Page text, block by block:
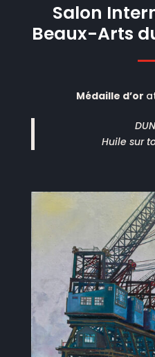
Salon
Beaux-Arts
Médaille d’or
Huile sur